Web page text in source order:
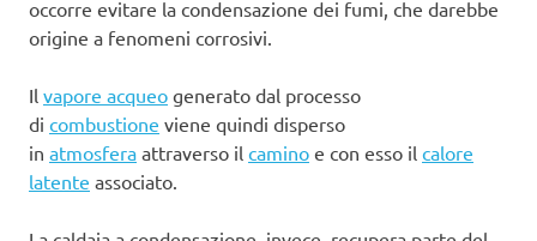
occorre evitare la condensazione dei fumi, che darebbe
origine a fenomeni corrosivi.
Il vapore acqueo generato dal processo
di combustione viene quindi disperso
in atmosfera attraverso il camino e con esso il calore
latente associato.